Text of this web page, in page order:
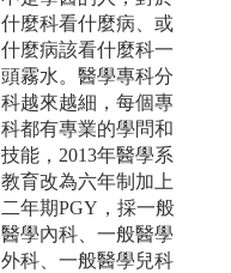
什麼科看什麼病、或
什麼病該看什麼科一
頭霧水。醫學專科分
科越來越細，每個專
科都有專業的學問和
技能，2013年醫學系
教育改為六年制加上
二年期PGY，採一般
醫學內科、一般醫學
外科、一般醫學兒科